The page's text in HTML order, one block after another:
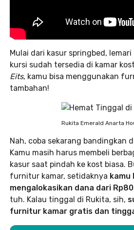
Mulai dari kasur springbed,
kursi sudah tersedia di kamar
Eits, kamu bisa menggunakan
tambahan!
Rukita Emerald Anarta
Nah, coba sekarang bandingkan
Kamu masih harus membeli
kasur saat pindah ke kost biasa.
furnitur kamar, setidaknya kamu
mengalokasikan dana dari
tuh. Kalau tinggal di Rukita, sih,
furnitur kamar gratis dan